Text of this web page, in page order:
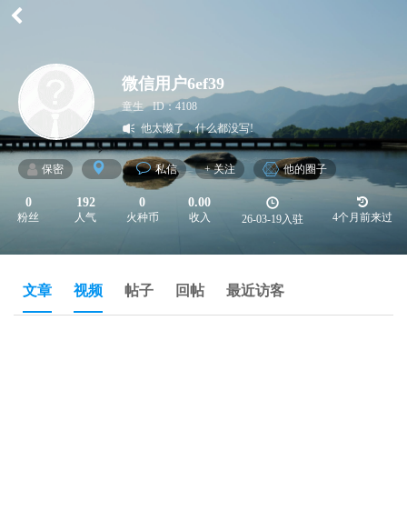
微信用户6ef39
童生
ID：4108
他太懒了，什么都没写!
保密 私信 + 关注 他的圈子
0
粉丝
192
人气
0
火种币
0.00
收入 26-03-19入驻 4个月前来过
文章 视频 帖子 回帖 最近访客